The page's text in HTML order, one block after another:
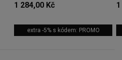
1 284,00 Kč
extra -5% s kódem: PROMO